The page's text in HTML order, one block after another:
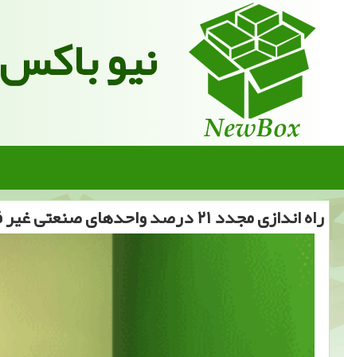
نیو باکس
راه اندازی مجدد ۲۱ درصد واحدهای صنعتی غیر فعال در كشور